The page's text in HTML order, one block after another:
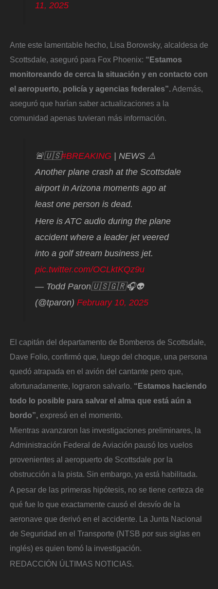
11, 2025
Ante este lamentable hecho, Lisa Borowsky, alcaldesa de
Scottsdale, aseguró para Fox Phoenix: “Estamos
monitoreando de cerca la situación y en contacto con
el aeropuerto, policía y agencias federales”.Además,
aseguró que harían saber actualizaciones a la
comunidad apenas tuvieran más información.
🚨🇺🇸#BREAKING | NEWS ⚠️
Another plane crash at the Scottsdale
airport in Arizona moments ago at
least one person is dead.
Here is ATC audio during the plane
accident where a leader jet veered
into a golf stream business jet.
pic.twitter.com/OCLktKQz9u
— Todd Paron🇺🇸🇬🇷🎧👽
(@tparon)February 10, 2025
El capitán del departamento de Bomberos de Scottsdale,
Dave Folio, confirmó que, luego del choque, una persona
quedó atrapada en el avión del cantante pero que,
afortunadamente, lograron salvarlo. “Estamos haciendo
todo lo posible para salvar el alma que está aún a
bordo”, expresó en el momento.
Mientras avanzaron las investigaciones preliminares, la
Administración Federal de Aviación pausó los vuelos
provenientes al aeropuerto de Scottsdale por la
obstrucción a la pista. Sin embargo, ya está habilitada.
A pesar de las primeras hipótesis, no se tiene certeza de
qué fue lo que exactamente causó el desvío de la
aeronave que derivó en el accidente. La Junta Nacional
de Seguridad en el Transporte (NTSB por sus siglas en
inglés) es quien tomó la investigación.
REDACCIÓN ÚLTIMAS NOTICIAS.